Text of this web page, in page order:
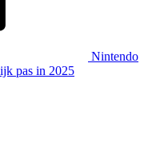
Nintendo
pas in 2025